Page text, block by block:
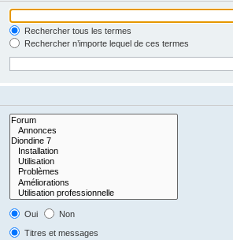
Rechercher tous les termes
Rechercher n’importe lequel de ces termes
Oui
Non
Titres et messages